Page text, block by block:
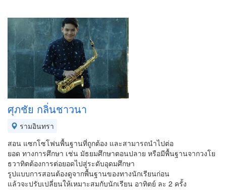
ศุภชัย กลิ่นชาวนา
รามอินทรา
สอน แซกโซโฟนพื้นฐานที่ถูกต้อง และสามารถนำไปต่อ
ยอด ทางการศึกษา เช่น มัธยมศึกษาตอนปลาย หรือมีพื้นฐานจากวงโย
ธวาทิตต้องการต่อยอดไปสู่ระดับอุดมศึกษา
รูปแบบการสอนต้องดูจากพื้นฐานของทางนักเรียนก่อน
แล้วจะปรับเปลี่ยนให้เหมาะสมกับนักเรียน อาทิตย์ ละ 2 ครั้ง